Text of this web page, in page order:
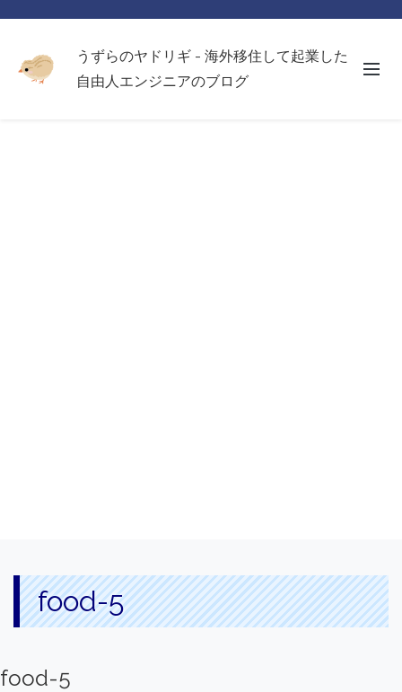
うずらのヤドリギ - 海外移住して起業した
自由人エンジニアのブログ
food-5
food-5